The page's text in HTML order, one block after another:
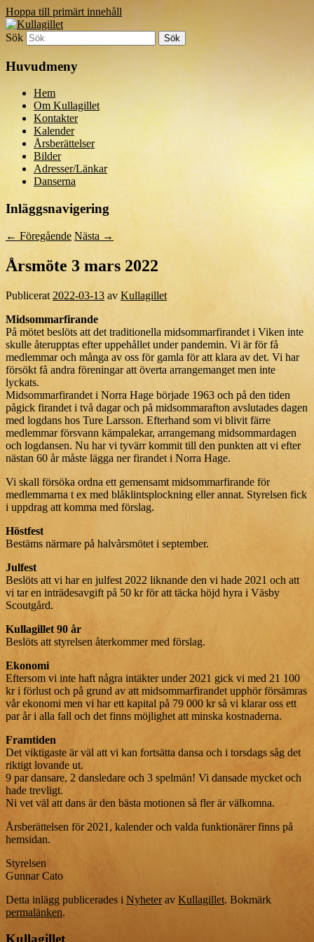
Hoppa till primärt innehåll
Kullagillet
Sök
Huvudmeny
Hem
Om Kullagillet
Kontakter
Kalender
Årsberättelser
Bilder
Adresser/Länkar
Danserna
Inläggsnavigering
← Föregående Nästa →
Årsmöte 3 mars 2022
Publicerat 2022-03-13 av Kullagillet
Midsommarfirande
På mötet beslöts att det traditionella midsommarfirandet i Viken inte
skulle återupptas efter uppehållet under pandemin. Vi är för få
medlemmar och många av oss för gamla för att klara av det. Vi har
försökt få andra föreningar att överta arrangemanget men inte
lyckats.
Midsommarfirandet i Norra Hage började 1963 och på den tiden
pågick firandet i två dagar och på midsommarafton avslutades dagen
med logdans hos Ture Larsson. Efterhand som vi blivit färre
medlemmar försvann kämpalekar, arrangemang midsommardagen
och logdansen. Nu har vi tyvärr kommit till den punkten att vi efter
nästan 60 år måste lägga ner firandet i Norra Hage.
Vi skall försöka ordna ett gemensamt midsommarfirande för
medlemmarna t ex med blåklintsplockning eller annat. Styrelsen fick
i uppdrag att komma med förslag.
Höstfest
Bestäms närmare på halvårsmötet i september.
Julfest
Beslöts att vi har en julfest 2022 liknande den vi hade 2021 och att
vi tar en inträdesavgift på 50 kr för att täcka höjd hyra i Väsby
Scoutgård.
Kullagillet 90 år
Beslöts att styrelsen återkommer med förslag.
Ekonomi
Eftersom vi inte haft några intäkter under 2021 gick vi med 21 100
kr i förlust och på grund av att midsommarfirandet upphör försämras
vår ekonomi men vi har ett kapital på 79 000 kr så vi klarar oss ett
par år i alla fall och det finns möjlighet att minska kostnaderna.
Framtiden
Det viktigaste är väl att vi kan fortsätta dansa och i torsdags såg det
riktigt lovande ut.
9 par dansare, 2 dansledare och 3 spelmän! Vi dansade mycket och
hade trevligt.
Ni vet väl att dans är den bästa motionen så fler är välkomna.
Årsberättelsen för 2021, kalender och valda funktionärer finns på
hemsidan.
Styrelsen
Gunnar Cato
Detta inlägg publicerades i Nyheterav Kullagillet. Bokmärk
permalänken.